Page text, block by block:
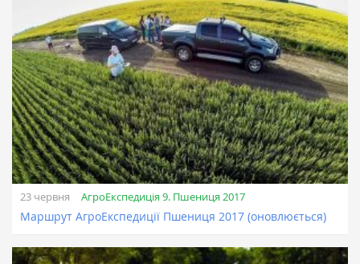
23 червня АгроЕкспедиція 9. Пшениця 2017
Маршрут АгроЕкспедиції Пшениця 2017 (оновлюється)